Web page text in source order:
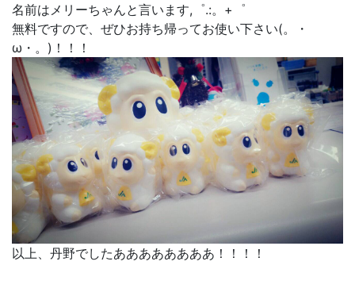
名前はメリーちゃんと言います,゜.:。+゜
無料ですので、ぜひお持ち帰ってお使い下さい(。・
ω・。)！！！
以上、丹野でしたああああああああ！！！！